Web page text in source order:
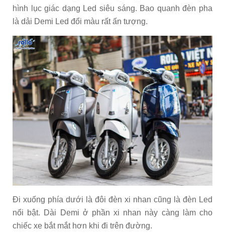
hình lục giác dạng Led siêu sáng. Bao quanh đèn pha
là dải Demi Led đổi màu rất ấn tượng.
Đi xuống phía dưới là đôi đèn xi nhan cũng là đèn Led
nổi bật. Dài Demi ở phần xi nhan này càng làm cho
chiếc xe bắt mắt hơn khi đi trên đường.